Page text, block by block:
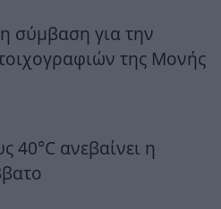
σύμβαση για την
της Μονής
40°C ανεβαίνει η